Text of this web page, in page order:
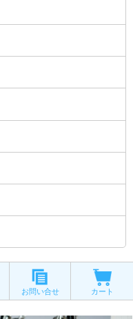
お問い合せ カート